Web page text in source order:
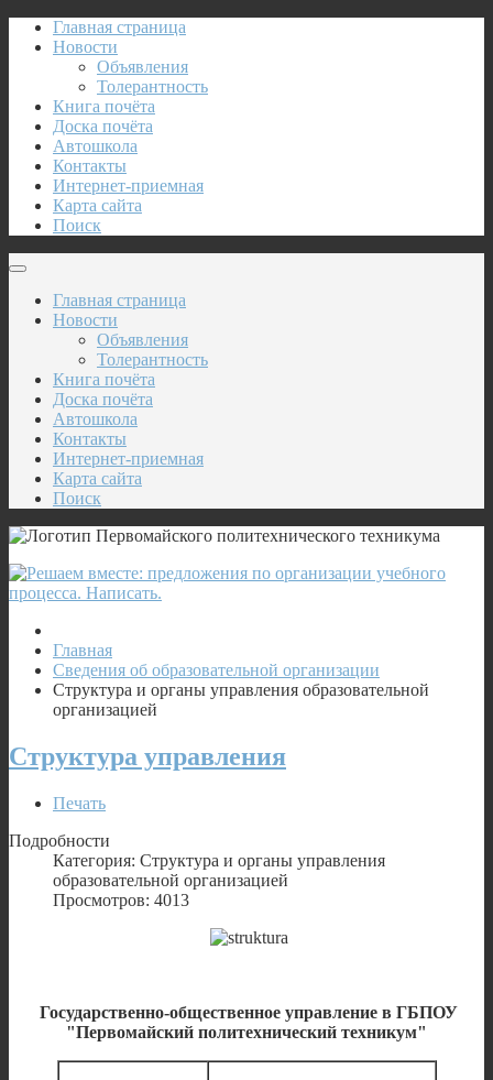
Главная страница
Новости
Объявления
Толерантность
Книга почёта
Доска почёта
Автошкола
Контакты
Интернет-приемная
Карта сайта
Поиск
Главная страница
Новости
Объявления
Толерантность
Книга почёта
Доска почёта
Автошкола
Контакты
Интернет-приемная
Карта сайта
Поиск
Главная
Сведения об образовательной организации
Структура и органы управления образовательной
организацией
Структура управления
Печать
Подробности
Категория: Структура и органы управления
образовательной организацией
Просмотров: 4013
Государственно-общественное управление в ГБПОУ
"Первомайский политехнический техникум"